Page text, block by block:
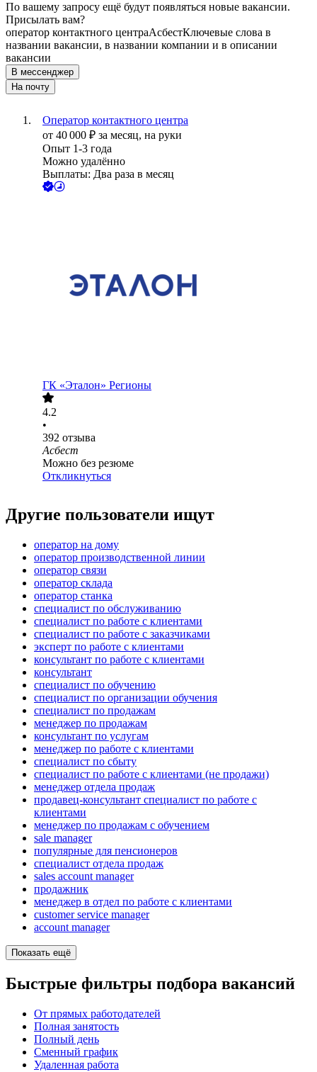
По вашему запросу ещё будут появляться новые вакансии.
Присылать вам?
оператор контактного центраАсбестКлючевые слова в
названии вакансии, в названии компании и в описании
вакансии
В мессенджер
На почту
Оператор контактного центра
от 40 000 ₽ за месяц, на руки
Опыт 1-3 года
Можно удалённо
Выплаты: Два раза в месяц
ГК «Эталон» Регионы
4.2
•
392 отзыва
Асбест
Можно без резюме
Откликнуться
Другие пользователи ищут
оператор на дому
оператор производственной линии
оператор связи
оператор склада
оператор станка
специалист по обслуживанию
специалист по работе с клиентами
специалист по работе с заказчиками
эксперт по работе с клиентами
консультант по работе с клиентами
консультант
специалист по обучению
специалист по организации обучения
специалист по продажам
менеджер по продажам
консультант по услугам
менеджер по работе с клиентами
специалист по сбыту
специалист по работе с клиентами (не продажи)
менеджер отдела продаж
продавец-консультант специалист по работе с
клиентами
менеджер по продажам с обучением
sale manager
популярные для пенсионеров
специалист отдела продаж
sales account manager
продажник
менеджер в отдел по работе с клиентами
customer service manager
account manager
Показать ещё
Быстрые фильтры подбора вакансий
От прямых работодателей
Полная занятость
Полный день
Сменный график
Удаленная работа